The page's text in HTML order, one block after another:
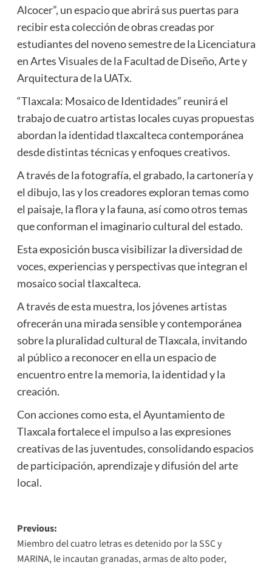
Alcocer”, un espacio que abrirá sus puertas para
recibir esta colección de obras creadas por
estudiantes del noveno semestre de la Licenciatura
en Artes Visuales de la Facultad de Diseño, Arte y
Arquitectura de la UATx.
“Tlaxcala: Mosaico de Identidades” reunirá el
trabajo de cuatro artistas locales cuyas propuestas
abordan la identidad tlaxcalteca contemporánea
desde distintas técnicas y enfoques creativos.
A través de la fotografía, el grabado, la cartonería y
el dibujo, las y los creadores exploran temas como
el paisaje, la flora y la fauna, así como otros temas
que conforman el imaginario cultural del estado.
Esta exposición busca visibilizar la diversidad de
voces, experiencias y perspectivas que integran el
mosaico social tlaxcalteca.
A través de esta muestra, los jóvenes artistas
ofrecerán una mirada sensible y contemporánea
sobre la pluralidad cultural de Tlaxcala, invitando
al público a reconocer en ella un espacio de
encuentro entre la memoria, la identidad y la
creación.
Con acciones como esta, el Ayuntamiento de
Tlaxcala fortalece el impulso a las expresiones
creativas de las juventudes, consolidando espacios
de participación, aprendizaje y difusión del arte
local.
Post
navigation
Previous:
Miembro del cuatro letras es detenido por la SSC y
MARINA, le incautan granadas, armas de alto poder,